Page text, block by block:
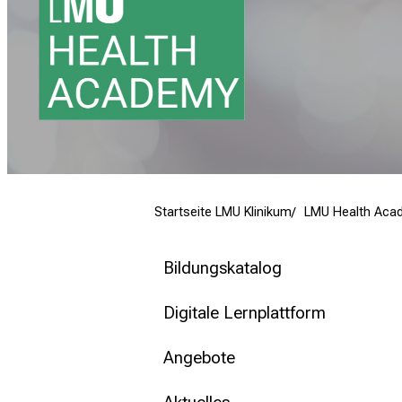
Startseite LMU Klinikum LMU Health
Bildungskatalog
Digitale Lernplattform
Angebote
Schließen